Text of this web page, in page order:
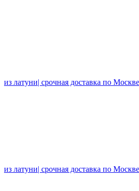
из латуни| срочная доставка по
из латуни| срочная доставка по